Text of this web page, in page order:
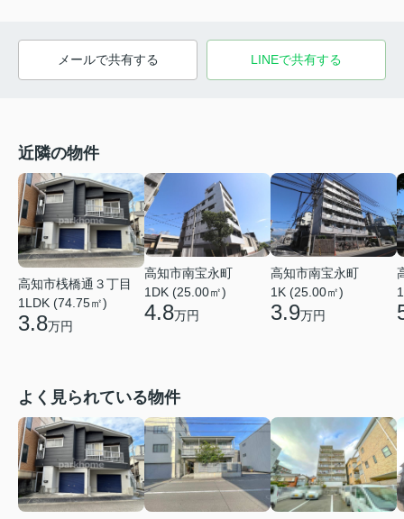
メールで共有する LINEで共有する
近隣の物件
高知市桟橋通３丁目
1LDK (74.75㎡)
3.8万円
高知市南宝永町
1DK (25.00㎡)
4.8万円
高知市南宝永町
1K (25.00㎡)
3.9万円
よく見られている物件